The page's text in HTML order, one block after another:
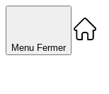
Menu Fermer